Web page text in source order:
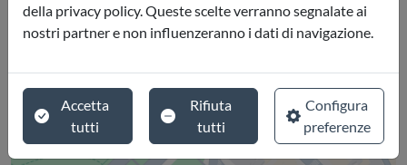
della privacy policy. Queste scelte verranno segnalate ai
nostri partner e non influenzeranno i dati di navigazione.
Accetta
tutti
Rifiuta
tutti
Configura
preferenze